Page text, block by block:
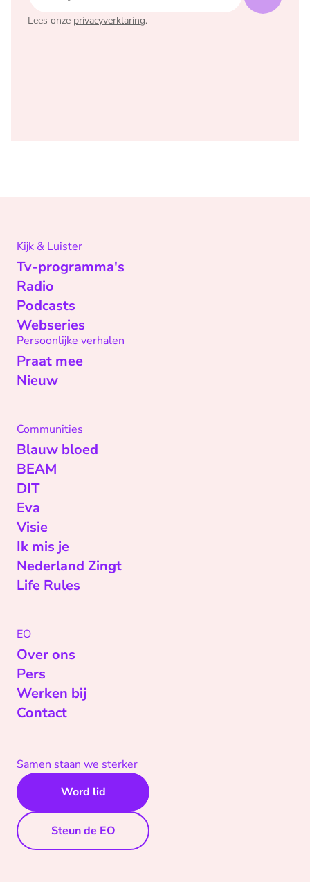
Lees onze privacyverklaring.
Kijk & Luister
Tv-programma's
Radio
Podcasts
Webseries
Persoonlijke verhalen
Praat mee
Nieuw
Communities
Blauw bloed
BEAM
DIT
Eva
Visie
Ik mis je
Nederland Zingt
Life Rules
EO
Over ons
Pers
Werken bij
Contact
Samen staan we sterker
Word lid
Steun de EO